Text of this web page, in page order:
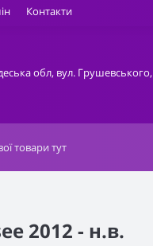
Контакти
обл, вул. Грушевського,
2012 - н.в.